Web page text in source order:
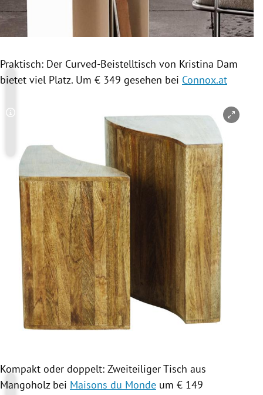
Untermenü
Praktisch: Der Curved-Beistelltisch von Kristina Dam
bietet viel Platz. Um € 349 gesehen bei Connox.at
Copyright-Hinweis öffnen/schließen
Kompakt oder doppelt: Zweiteiliger Tisch aus
Mangoholz bei Maisons du Monde um € 149